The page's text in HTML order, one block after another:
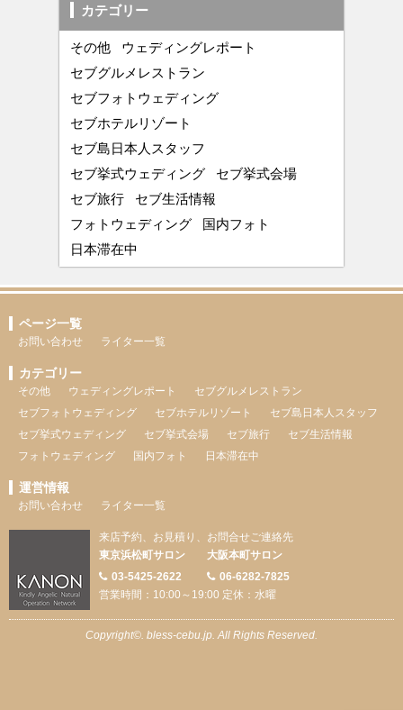
カテゴリー
その他
ウェディングレポート
セブグルメレストラン
セブフォトウェディング
セブホテルリゾート
セブ島日本人スタッフ
セブ挙式ウェディング
セブ挙式会場
セブ旅行
セブ生活情報
フォトウェディング
国内フォト
日本滞在中
ページ一覧
お問い合わせ ライター一覧
カテゴリー
その他 ウェディングレポート
セブグルメレストラン
セブフォトウェディング
セブホテルリゾート
セブ島日本人スタッフ
セブ挙式ウェディング
セブ挙式会場 セブ旅行
セブ生活情報
フォトウェディング
国内フォト 日本滞在中
運営情報
お問い合わせ ライター一覧
来店予約、お見積り、お問合せご連絡先
東京浜松町サロン
03-5425-2622
大阪本町サロン
06-6282-7825
営業時間：10:00～19:00 定休：水曜
Copyright©. bless-cebu.jp. All Rights Reserved.